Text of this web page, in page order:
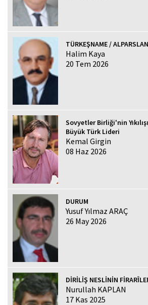
TÜRKEŞNAME /
Halim Kaya
20 Tem 2026
Sovyetler Birliği'nin
Büyük Türk Lideri
Kemal Girgin
08 Haz 2026
DURUM
Yusuf Yılmaz ARAÇ
26 May 2026
DİRİLİŞ NESLİNİN
Nurullah KAPLAN
17 Kas 2025